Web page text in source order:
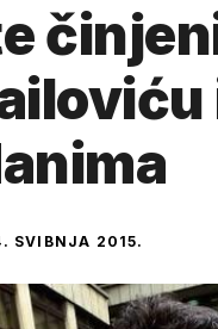
SVIBNJA 2015.